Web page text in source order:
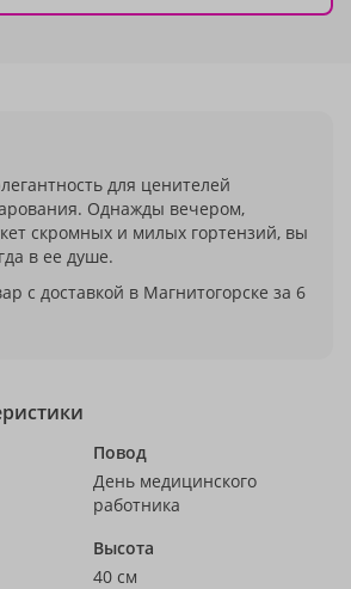
для ценителей
Однажды вечером,
скромных и милых гортензий, вы
в ее душе.
с доставкой в Магнитогорске за 6
Повод
День медицинского
работника
Высота
40 см